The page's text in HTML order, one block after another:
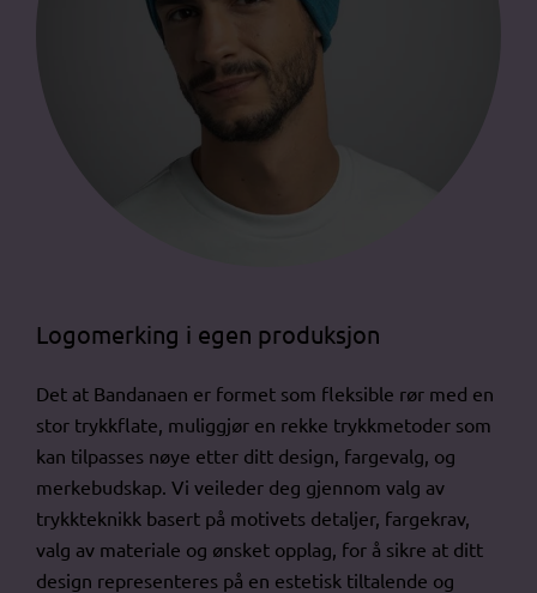
Logomerking i egen produksjon
Det at Bandanaen er formet som fleksible rør med en
stor trykkflate, muliggjør en rekke trykkmetoder som
kan tilpasses nøye etter ditt design, fargevalg, og
merkebudskap. Vi veileder deg gjennom valg av
trykkteknikk basert på motivets detaljer, fargekrav,
valg av materiale og ønsket opplag, for å sikre at ditt
design representeres på en estetisk tiltalende og